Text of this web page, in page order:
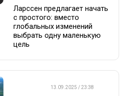
Ларссен предлагает начать
с простого: вместо
глобальных изменений
выбрать одну маленькую
цель
13.09.2025 / 23:38